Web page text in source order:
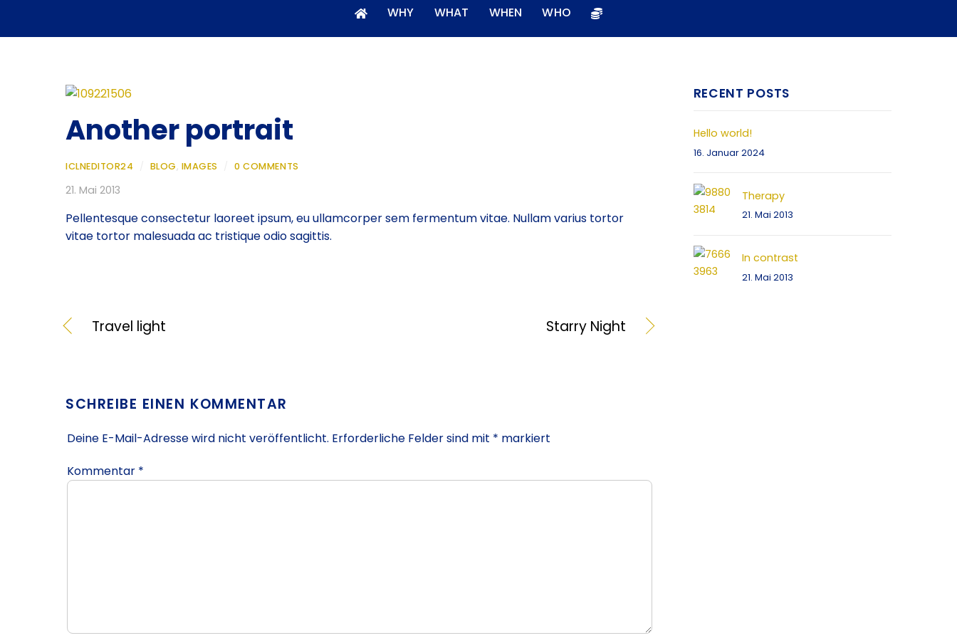
WHY WHAT WHEN WHO
Another portrait
ICLNEDITOR24 BLOG, IMAGES 0 COMMENTS
21. Mai 2013
Pellentesque consectetur laoreet ipsum, eu ullamcorper sem fermentum vitae. Nullam varius tortor
vitae tortor malesuada ac tristique odio sagittis.
Travel light Starry Night
SCHREIBE EINEN KOMMENTAR
Deine E-Mail-Adresse wird nicht veröffentlicht. Erforderliche Felder sind mit * markiert
Kommentar *
RECENT POSTS
Hello world!
16. Januar 2024
Therapy
21. Mai 2013
In contrast
21. Mai 2013